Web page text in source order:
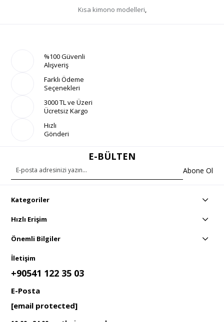
Kısa kimono modelleri,
%100 Güvenli
Alışveriş
Farklı Ödeme
Seçenekleri
3000 TL ve Üzeri
Ücretsiz Kargo
Hızlı
Gönderi
E-BÜLTEN
Abone Ol
Kategoriler
Hızlı Erişim
Önemli Bilgiler
İletişim
+90541 122 35 03
E-Posta
[email protected]